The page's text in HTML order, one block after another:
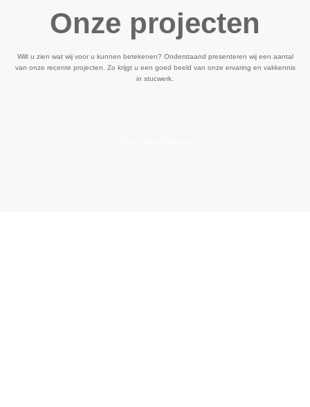
Onze projecten
Wilt u zien wat wij voor u kunnen betekenen? Onderstaand presenteren wij een aantal
van onze recente projecten. Zo krijgt u een goed beeld van onze ervaring en vakkennis
in stucwerk.